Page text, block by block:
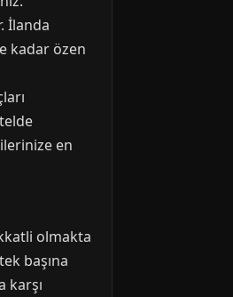
İlanda
kadar özen
en
olmakta
başına
karşı